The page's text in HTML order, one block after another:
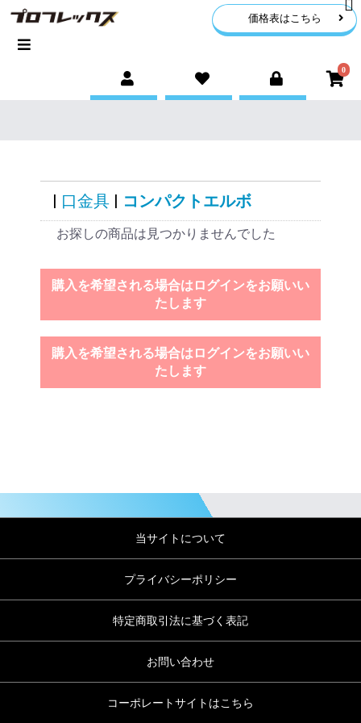
価格表はこちら
0
| 口金具 | コンパクトエルボ
お探しの商品は見つかりませんでした
購入を希望される場合はログインをお願いい
たします
購入を希望される場合はログインをお願いい
たします
当サイトについて
プライバシーポリシー
特定商取引法に基づく表記
お問い合わせ
コーポレートサイトはこちら